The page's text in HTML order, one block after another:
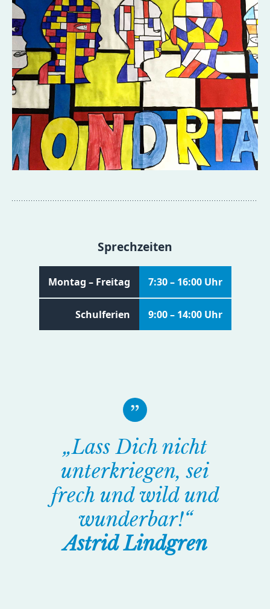
Sprechzeiten
Montag – Freitag 7:30 – 16:00 Uhr
Schulferien 9:00 – 14:00 Uhr
„Lass Dich nicht
unterkriegen, sei
frech und wild und
wunderbar!“
Astrid Lindgren